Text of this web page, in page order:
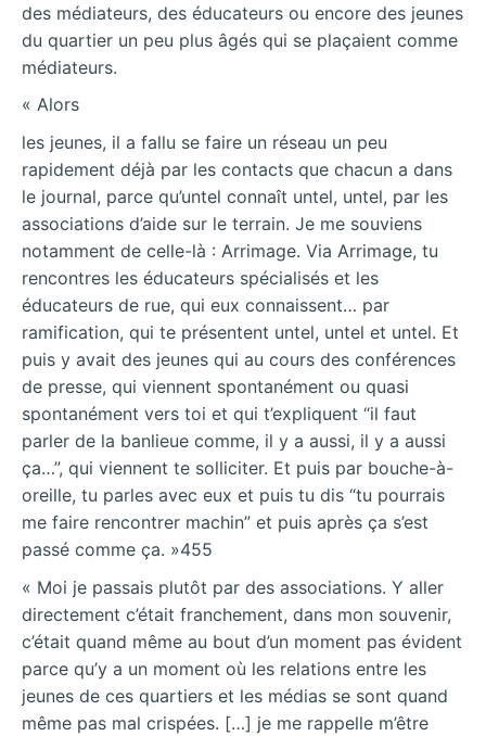
des médiateurs, des éducateurs ou encore des jeunes
du quartier un peu plus âgés qui se plaçaient comme
médiateurs.
« Alors
les jeunes, il a fallu se faire un réseau un peu
rapidement déjà par les contacts que chacun a dans
le journal, parce qu’untel connaît untel, untel, par les
associations d’aide sur le terrain. Je me souviens
notamment de celle-là : Arrimage. Via Arrimage, tu
rencontres les éducateurs spécialisés et les
éducateurs de rue, qui eux connaissent… par
ramification, qui te présentent untel, untel et untel. Et
puis y avait des jeunes qui au cours des conférences
de presse, qui viennent spontanément ou quasi
spontanément vers toi et qui t’expliquent “il faut
parler de la banlieue comme, il y a aussi, il y a aussi
ça…”, qui viennent te solliciter. Et puis par bouche-à-
oreille, tu parles avec eux et puis tu dis “tu pourrais
me faire rencontrer machin” et puis après ça s’est
passé comme ça. »455
« Moi je passais plutôt par des associations. Y aller
directement c’était franchement, dans mon souvenir,
c’était quand même au bout d’un moment pas évident
parce qu’y a un moment où les relations entre les
jeunes de ces quartiers et les médias se sont quand
même pas mal crispées. […] je me rappelle m’être